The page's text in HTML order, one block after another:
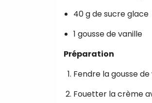
40 g de sucre glace
1 gousse de vanille
Préparation
Fendre la gousse
Fouetter la crème